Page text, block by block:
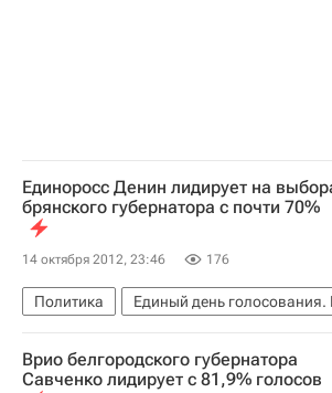
Единоросс Денин лидирует на
брянского губернатора с почти 70%
14 октября 2012, 23:46 176
Политика Единый день голосования.
Врио белгородского губернатора
Савченко лидирует с 81,9% голосов